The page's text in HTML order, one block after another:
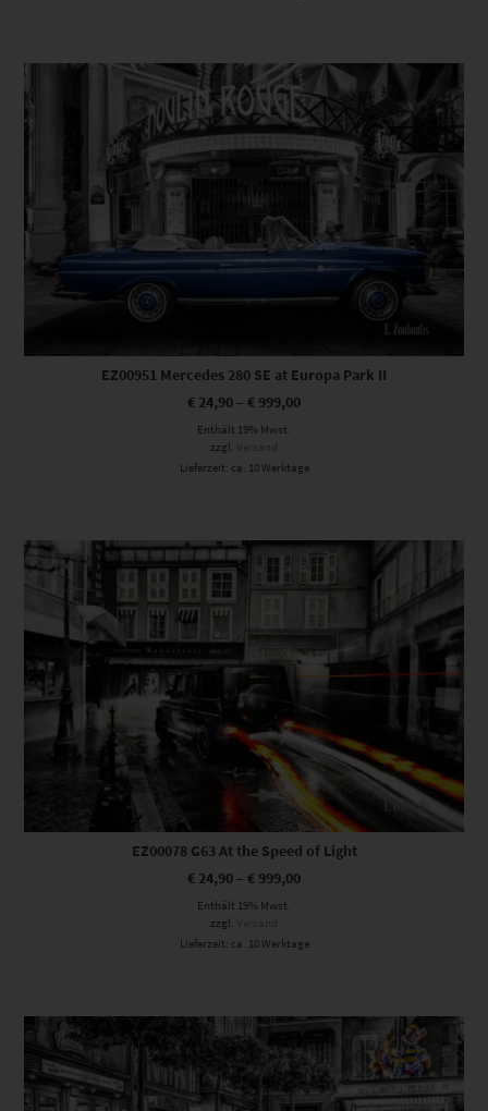
Dieses Produkt weist mehrere Varianten auf. Die Optionen können auf der Produktseite gewählt werden
EZ00951 Mercedes 280 SE at Europa Park II
€ 24,90 – € 999,00
Enthält 19% Mwst.
zzgl.
Versand
Lieferzeit: ca. 10 Werktage
Dieses Produkt weist mehrere Varianten auf. Die Optionen können auf der Produktseite gewählt werden
EZ00078 G63 At the Speed of Light
€ 24,90 – € 999,00
Enthält 19% Mwst.
zzgl. Versand
Lieferzeit: ca. 10 Werktage
Dieses Produkt weist mehrere Varianten auf. Die Optionen können auf der Produktseite gewählt werden